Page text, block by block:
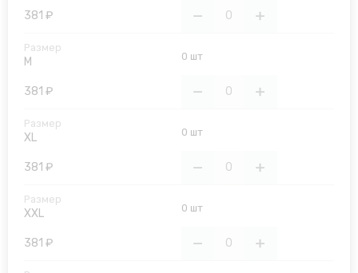
381 ₽
M 0 шт
381 ₽
XL 0 шт
381 ₽
XXL 0 шт
381 ₽